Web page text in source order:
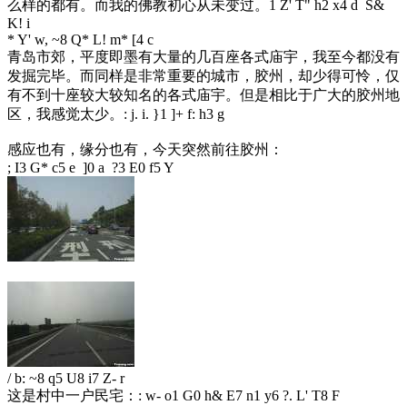
么样的都有。而我的佛教初心从未变过。 1 Z' T" h2 x4 d S&
K! i
* Y' w, ~8 Q* L! m* [4 c
青岛市郊，平度即墨有大量的几百座各式庙宇，我至今都没有
发掘完毕。而同样是非常重要的城市，胶州，却少得可怜，仅
有不到十座较大较知名的各式庙宇。但是相比于广大的胶州地
区，我感觉太少。 : j. i. }1 ]+ f: h3 g
感应也有，缘分也有，今天突然前往胶州：
; I3 G* c5 e ]0 a ?3 E0 f5 Y
/ b: ~8 q5 U8 i7 Z- r
这是村中一户民宅： : w- o1 G0 h& E7 n1 y6 ?. L' T8 F